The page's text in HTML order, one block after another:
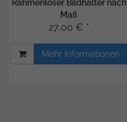
Rahmenloser Bildhalter nach
Maß
27,00 € *
Mehr Informationen